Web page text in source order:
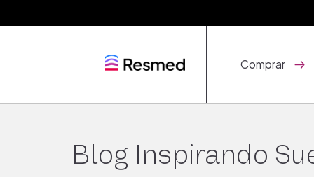
Comprar
Blog Inspirando